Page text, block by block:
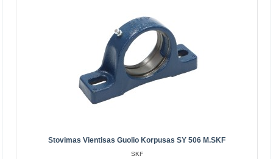
Bambu Lab dūmų vėdinimo vamzdis 2m
Bambu Lab dūmų vėdinimo vamzdis (2m) yra speciali
išmetimo žarna, skirta saugiai nukreipti kenksmingus
garus ir dujas, susidarančius įrenginio veikimo metu, ypa..
42.80€
Stovimas Vientisas Guolio Korpusas SY 506 M.SKF
SKF